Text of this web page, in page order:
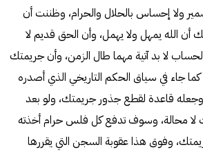
ولا إحساس بالحلال والحرام، وظننت أن
أن الله يمهل ولا يهمل، وأن الحق قديم لا
لا بد آتية مهما طال الزمن، وأن جريمتك
جاء في سياق الحكم التاريخي الذي أصدره
قاعدة لقطع جذور جريمتك، ولو بعد
لا محالة، وسوف تدفع كل فلس حرام أخذته
وفوق هذا عقوبة السجن التي يقررها